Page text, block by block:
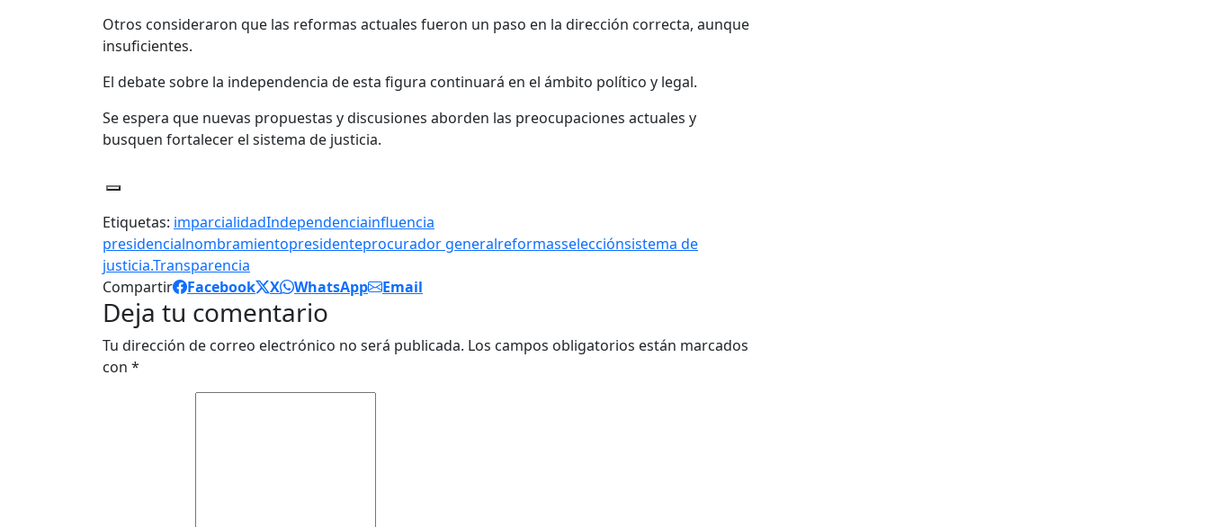
Otros consideraron que las reformas actuales fueron un paso en la dirección correcta, aunque
insuficientes.
El debate sobre la independencia de esta figura continuará en el ámbito político y legal.
Se espera que nuevas propuestas y discusiones aborden las preocupaciones actuales y
busquen fortalecer el sistema de justicia.
Etiquetas: imparcialidadIndependenciainfluencia
presidencialnombramientopresidenteprocurador generalreformasselecciónsistema de
justicia.Transparencia
Compartir
Facebook X WhatsApp Email
Deja tu comentario
Tu dirección de correo electrónico no será publicada. Los campos obligatorios están marcados
con *